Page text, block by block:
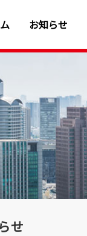
お知らせ
せ